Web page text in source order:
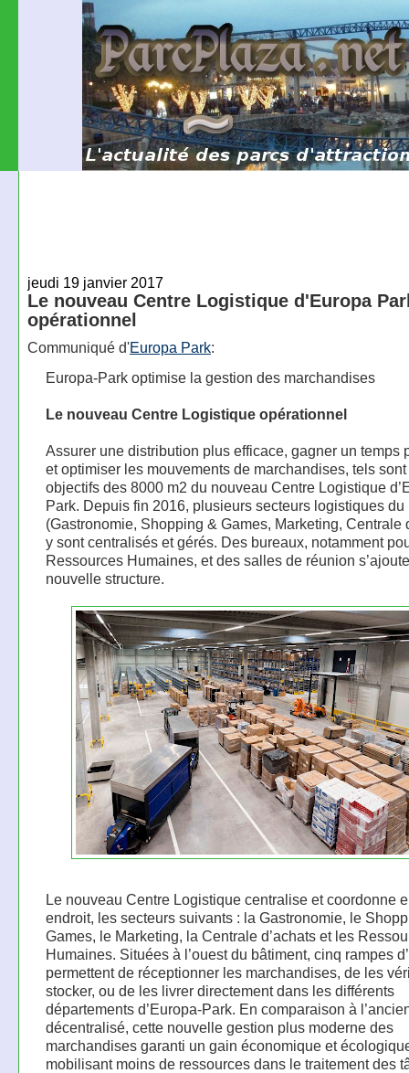
jeudi 19 janvier 2017
Le nouveau Centre Logistique d'Europa
opérationnel
Communiqué d'Europa Park:
Europa-Park optimise la gestion des marchandises
Le nouveau Centre Logistique opérationnel
Assurer une distribution plus efficace, gagner un temps
et optimiser les mouvements de marchandises, tels
objectifs des 8000 m2 du nouveau Centre Logistique
Park. Depuis fin 2016, plusieurs secteurs logistiques du
(Gastronomie, Shopping & Games, Marketing, Centrale
y sont centralisés et gérés. Des bureaux, notamment
Ressources Humaines, et des salles de réunion
nouvelle structure.
Le nouveau Centre Logistique centralise et coordonne
endroit, les secteurs suivants : la Gastronomie, le
Games, le Marketing, la Centrale d’achats et les
Humaines. Situées à l’ouest du bâtiment, cinq rampes
permettent de réceptionner les marchandises, de les
stocker, ou de les livrer directement dans les différents
départements d’Europa-Park. En comparaison à
décentralisé, cette nouvelle gestion plus moderne des
marchandises garanti un gain économique et
mobilisant moins de ressources dans le traitement des